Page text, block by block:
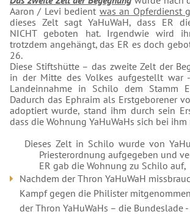
Aaron / Levi bedient was an Opferdienst
dieses Zelt sagt YaHuWaH, dass ER
NICHT geboten hat. Irgendwie wird
trotzdem angehängt, das ER es doch
26.
Diese Stiftshütte – das zweite Zelt der
in der Mitte des Volkes aufgestellt war
Landeinnahme in Schilo dem Stamm
Dadurch das Ephraim als Erstgeborener
adoptiert wurde, stand ihm durch sein
dass die Wohnung YaHuWaHs sich bei
Dieses Zelt in Schilo wurde von
Priesterordnung aufgegeben und
ER gab die Wohnung zu Schilo auf,
Nachdem der Thron YaHuWaH
Kampf gegen die Philister
der Thron YaHuWaHs – die Bundeslade